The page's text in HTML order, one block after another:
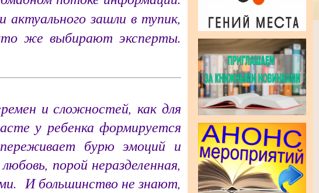
зашли в тупик,
же выбирают эксперты.
и сложностей, как для
у ребенка формируется
бурю эмоций и
порой неразделенная,
И большинство не знают,